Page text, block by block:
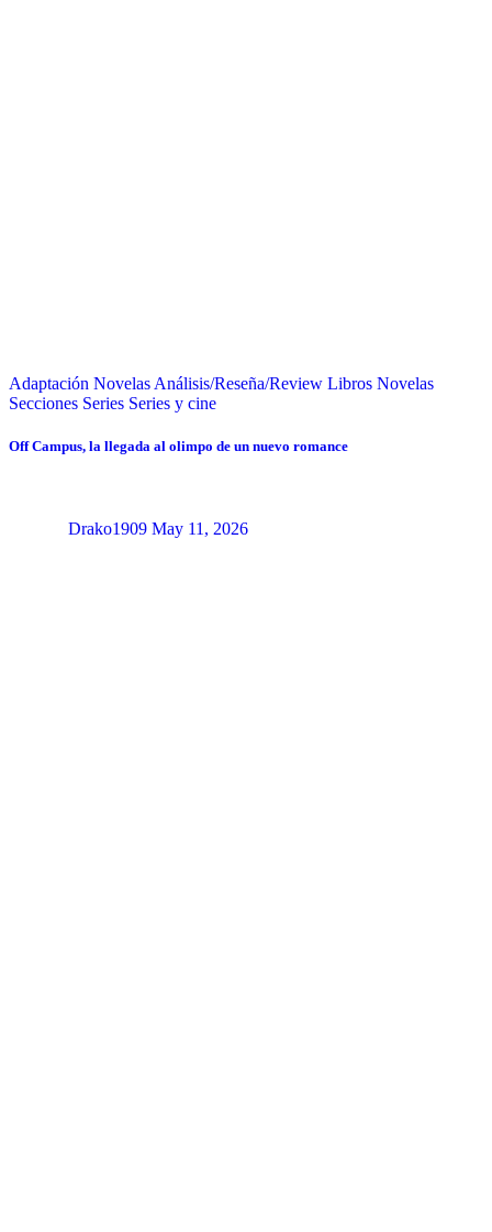
Adaptación Novelas Análisis/Reseña/Review Libros Novelas
Secciones Series Series y cine
Off Campus, la llegada al olimpo de un nuevo romance
Drako1909 May 11, 2026